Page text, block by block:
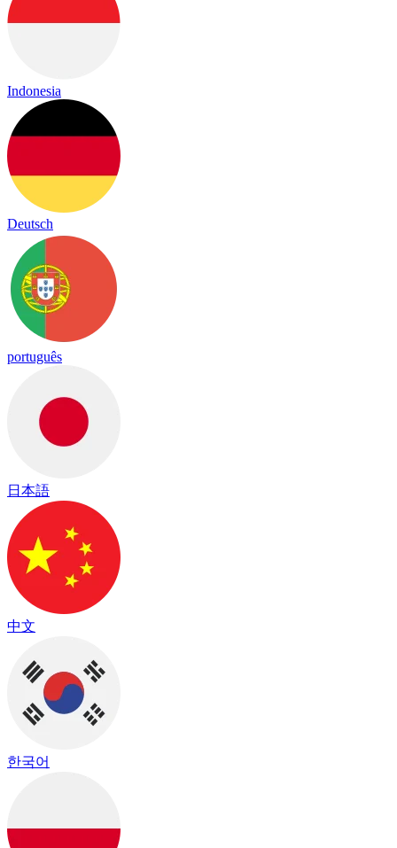
Indonesia
Deutsch
português
日本語
中文
한국어